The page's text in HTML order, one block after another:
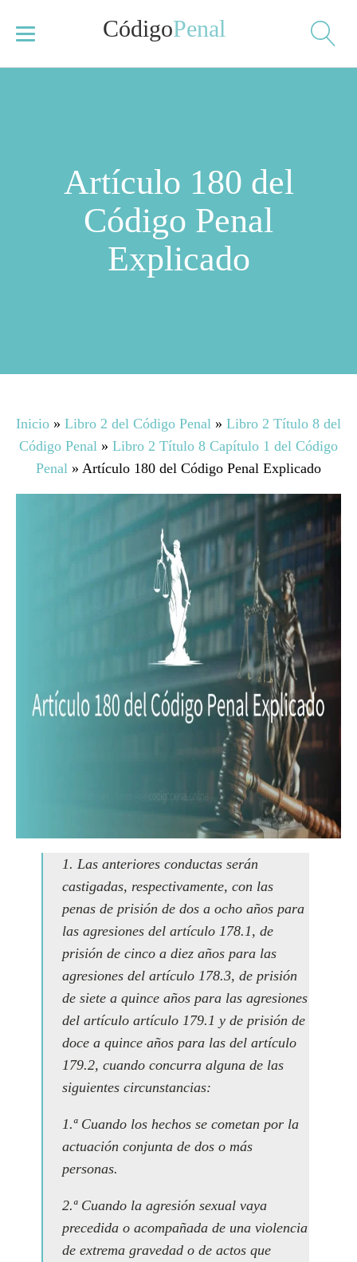
CódigoPenal
Artículo 180 del
Código Penal
Explicado
Inicio » Libro 2 del Código Penal » Libro 2 Título 8 del
Código Penal » Libro 2 Título 8 Capítulo 1 del Código
Penal » Artículo 180 del Código Penal Explicado
1. Las anteriores conductas serán
castigadas, respectivamente, con las
penas de prisión de dos a ocho años para
las agresiones del artículo 178.1, de
prisión de cinco a diez años para las
agresiones del artículo 178.3, de prisión
de siete a quince años para las agresiones
del artículo artículo 179.1 y de prisión de
doce a quince años para las del artículo
179.2, cuando concurra alguna de las
siguientes circunstancias:
1.ª Cuando los hechos se cometan por la
actuación conjunta de dos o más
personas.
2.ª Cuando la agresión sexual vaya
precedida o acompañada de una violencia
de extrema gravedad o de actos que